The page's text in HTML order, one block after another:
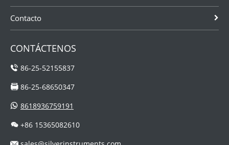
Contacto
CONTÁCTENOS
86-25-52155837
86-25-68650347
8618936759191
+86 15365082610